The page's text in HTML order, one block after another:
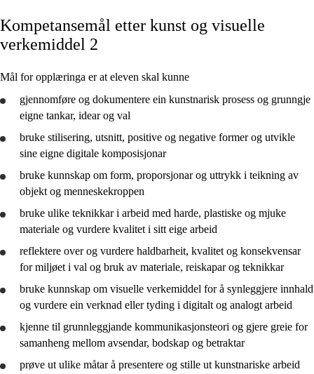
Kjerneelement
Tverrfaglege tema
Grunnleggjande ferdigheiter
Kunst og visuelle verkemiddel 1
Kunst og visuelle verkemiddel 2
Kunst og visuelle verkemiddel 3
Kompetansemål etter kunst og visuelle
verkemiddel 2
Mål for opplæringa er at eleven skal kunne
gjennomføre og dokumentere ein kunstnarisk prosess og grunngje
eigne tankar, idear og val
bruke stilisering, utsnitt, positive og negative former og utvikle
sine eigne digitale komposisjonar
bruke kunnskap om form, proporsjonar og uttrykk i teikning av
objekt og menneskekroppen
bruke ulike teknikkar i arbeid med harde, plastiske og mjuke
materiale og vurdere kvalitet i sitt eige arbeid
reflektere over og vurdere haldbarheit, kvalitet og konsekvensar
for miljøet i val og bruk av materiale, reiskapar og teknikkar
bruke kunnskap om visuelle verkemiddel for å synleggjere innhald
og vurdere ein verknad eller tyding i digitalt og analogt arbeid
kjenne til grunnleggjande kommunikasjonsteori og gjere greie for
samanheng mellom avsendar, bodskap og betraktar
prøve ut ulike måtar å presentere og stille ut kunstnariske arbeid